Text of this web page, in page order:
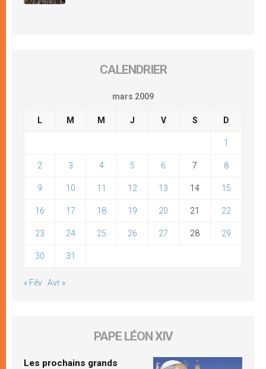
CALENDRIER
mars 2009
L M M J V S D
1
2 3 4 5 6 7 8
9 10 11 12 13 14 15
16 17 18 19 20 21 22
23 24 25 26 27 28 29
30 31
« Fév Avr »
PAPE LÉON XIV
Les prochains grands